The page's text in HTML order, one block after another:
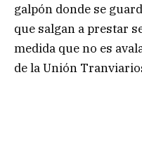
galpón donde se
que salgan a prestar
medida que no es
de la Unión